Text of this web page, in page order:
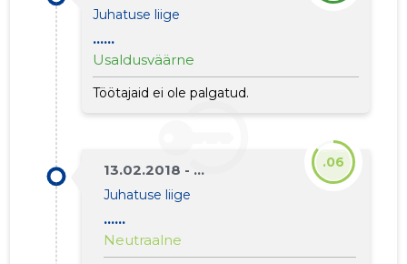
Juhatuse liige
......
Usaldusväärne
Töötajaid ei ole palgatud.
13.02.2018 - ...
Juhatuse liige
......
Neutraalne
.06